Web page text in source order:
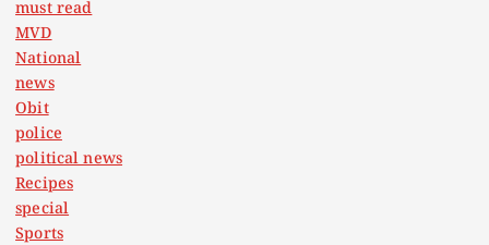
must read
MVD
National
news
Obit
police
political news
Recipes
special
Sports